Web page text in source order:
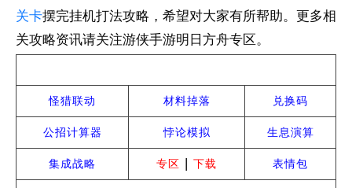
关卡摆完挂机打法攻略，希望对大家有所帮助。更多相
关攻略资讯请关注游侠手游明日方舟专区。
怪猎联动 材料掉落 兑换码
公招计算器 悖论模拟 生息演算
集成战略 专区 | 下载 表情包